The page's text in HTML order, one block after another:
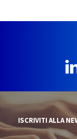
ISCRIVITI ALLA